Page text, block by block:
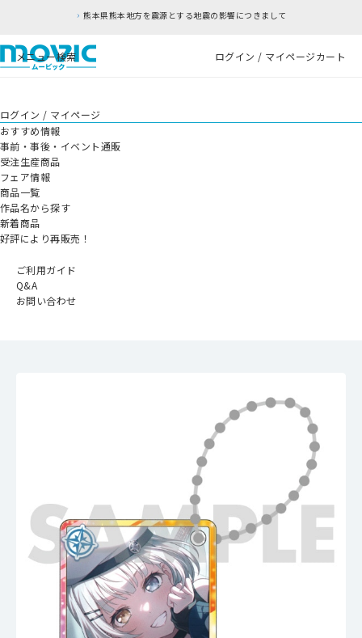
熊本地方を震源とする地震の影響につきまして
メニュー検索 ログイン / マイページカート
ログイン / マイページ
おすすめ情報
事前・事後・イベント通販
受注生産商品
フェア情報
商品一覧
作品名から探す
新着商品
好評により再販売！
ご利用ガイド
Q&A
お問い合わせ